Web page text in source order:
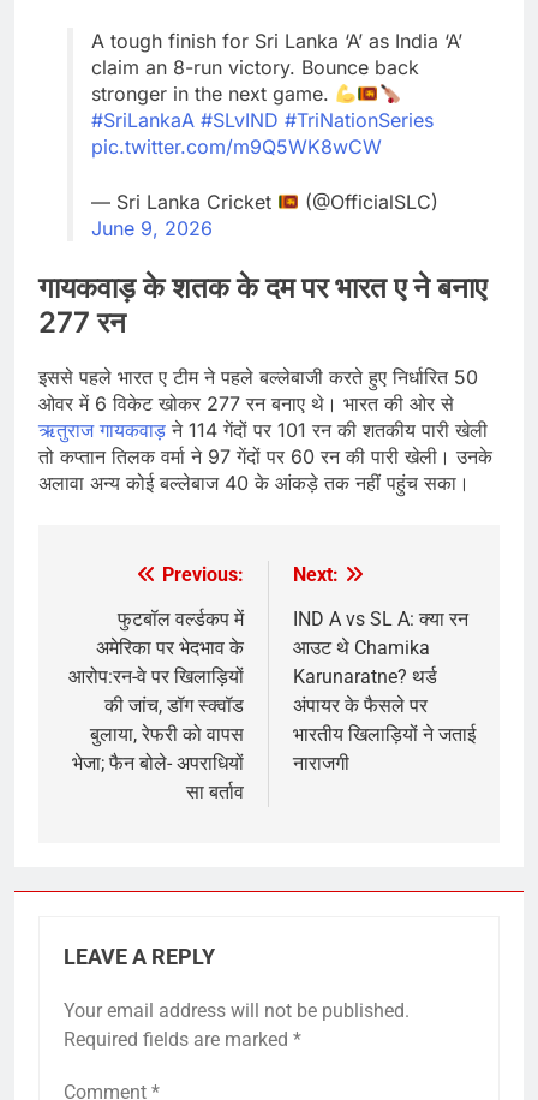
A tough finish for Sri Lanka ‘A’ as India ‘A’
claim an 8-run victory. Bounce back
stronger in the next game.
#SriLankaA #SLvIND #TriNationSeries
pic.twitter.com/m9Q5WK8wCW
— Sri Lanka Cricket
(@OfficialSLC)
June 9, 2026
गायकवाड़ के शतक के दम पर भारत ए ने बनाए
277 रन
इससे पहले भारत ए टीम ने पहले बल्लेबाजी करते हुए निर्धारित 50
ओवर में 6 विकेट खोकर 277 रन बनाए थे। भारत की ओर से
ऋतुराज गायकवाड़ ने 114 गेंदों पर 101 रन की शतकीय पारी खेली
तो कप्‍तान तिलक वर्मा ने 97 गेंदों पर 60 रन की पारी खेली। उनके
अलावा अन्‍य कोई बल्‍लेबाज 40 के आंकड़े तक नहीं पहुंच सका।
navigation
Previous:
फुटबॉल वर्ल्डकप में
अमेरिका पर भेदभाव के
आरोप:रन-वे पर खिलाड़ियों
की जांच, डॉग स्क्वॉड
बुलाया, रेफरी को वापस
भेजा; फैन बोले- अपराधियों
सा बर्ताव
Next:
IND A vs SL A: क्या रन
आउट थे Chamika
Karunaratne? थर्ड
अंपायर के फैसले पर
भारतीय खिलाड़ियों ने जताई
नाराजगी
LEAVE A REPLY
Your email address will not be published.
Required fields are marked *
Comment *